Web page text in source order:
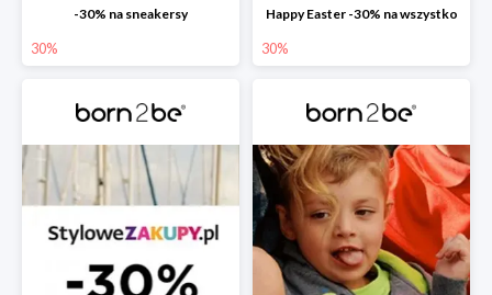
-30% na sneakersy
30%
Happy Easter -30% na wszystko
30%